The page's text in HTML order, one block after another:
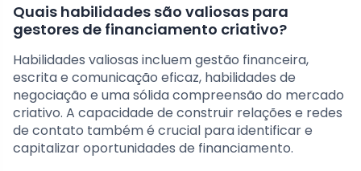
Quais habilidades são valiosas para
gestores de financiamento criativo?
Habilidades valiosas incluem gestão financeira,
escrita e comunicação eficaz, habilidades de
negociação e uma sólida compreensão do mercado
criativo. A capacidade de construir relações e redes
de contato também é crucial para identificar e
capitalizar oportunidades de financiamento.